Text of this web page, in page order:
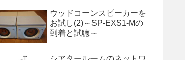
ウッドコーンスピーカーを
お試し(2)～SP-EXS1-Mの
到着と試聴～